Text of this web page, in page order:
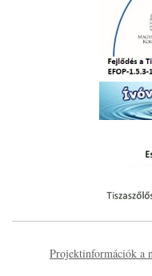
Projektinformációk a